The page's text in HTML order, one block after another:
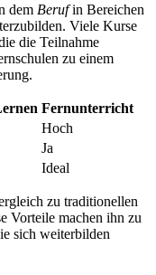
dem Berufin Bereichen
Viele Kurse
die Teilnahme
zu einem
Fernunterricht
Hoch
Ja
Ideal
zu traditionellen
Vorteile machen ihn zu
sich weiterbilden